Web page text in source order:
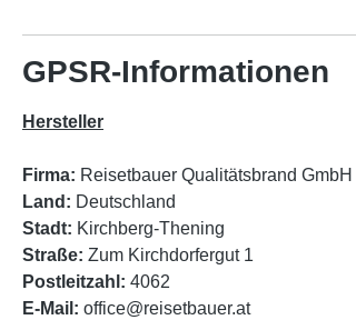
GPSR-Informationen
Hersteller
Firma: Reisetbauer Qualitätsbrand GmbH
Land: Deutschland
Stadt: Kirchberg-Thening
Straße: Zum Kirchdorfergut 1
Postleitzahl: 4062
E-Mail: office@reisetbauer.at